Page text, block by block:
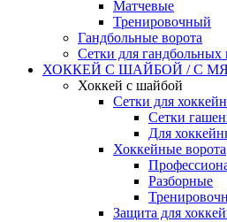
Матчевые
Тренировочный
Гандбольные ворота
Сетки для гандбольных
ХОККЕЙ С ШАЙБОЙ / С
Хоккей с шайбой
Сетки для
Сетки
Для
Хоккейные ворота
Разборные
Защита для